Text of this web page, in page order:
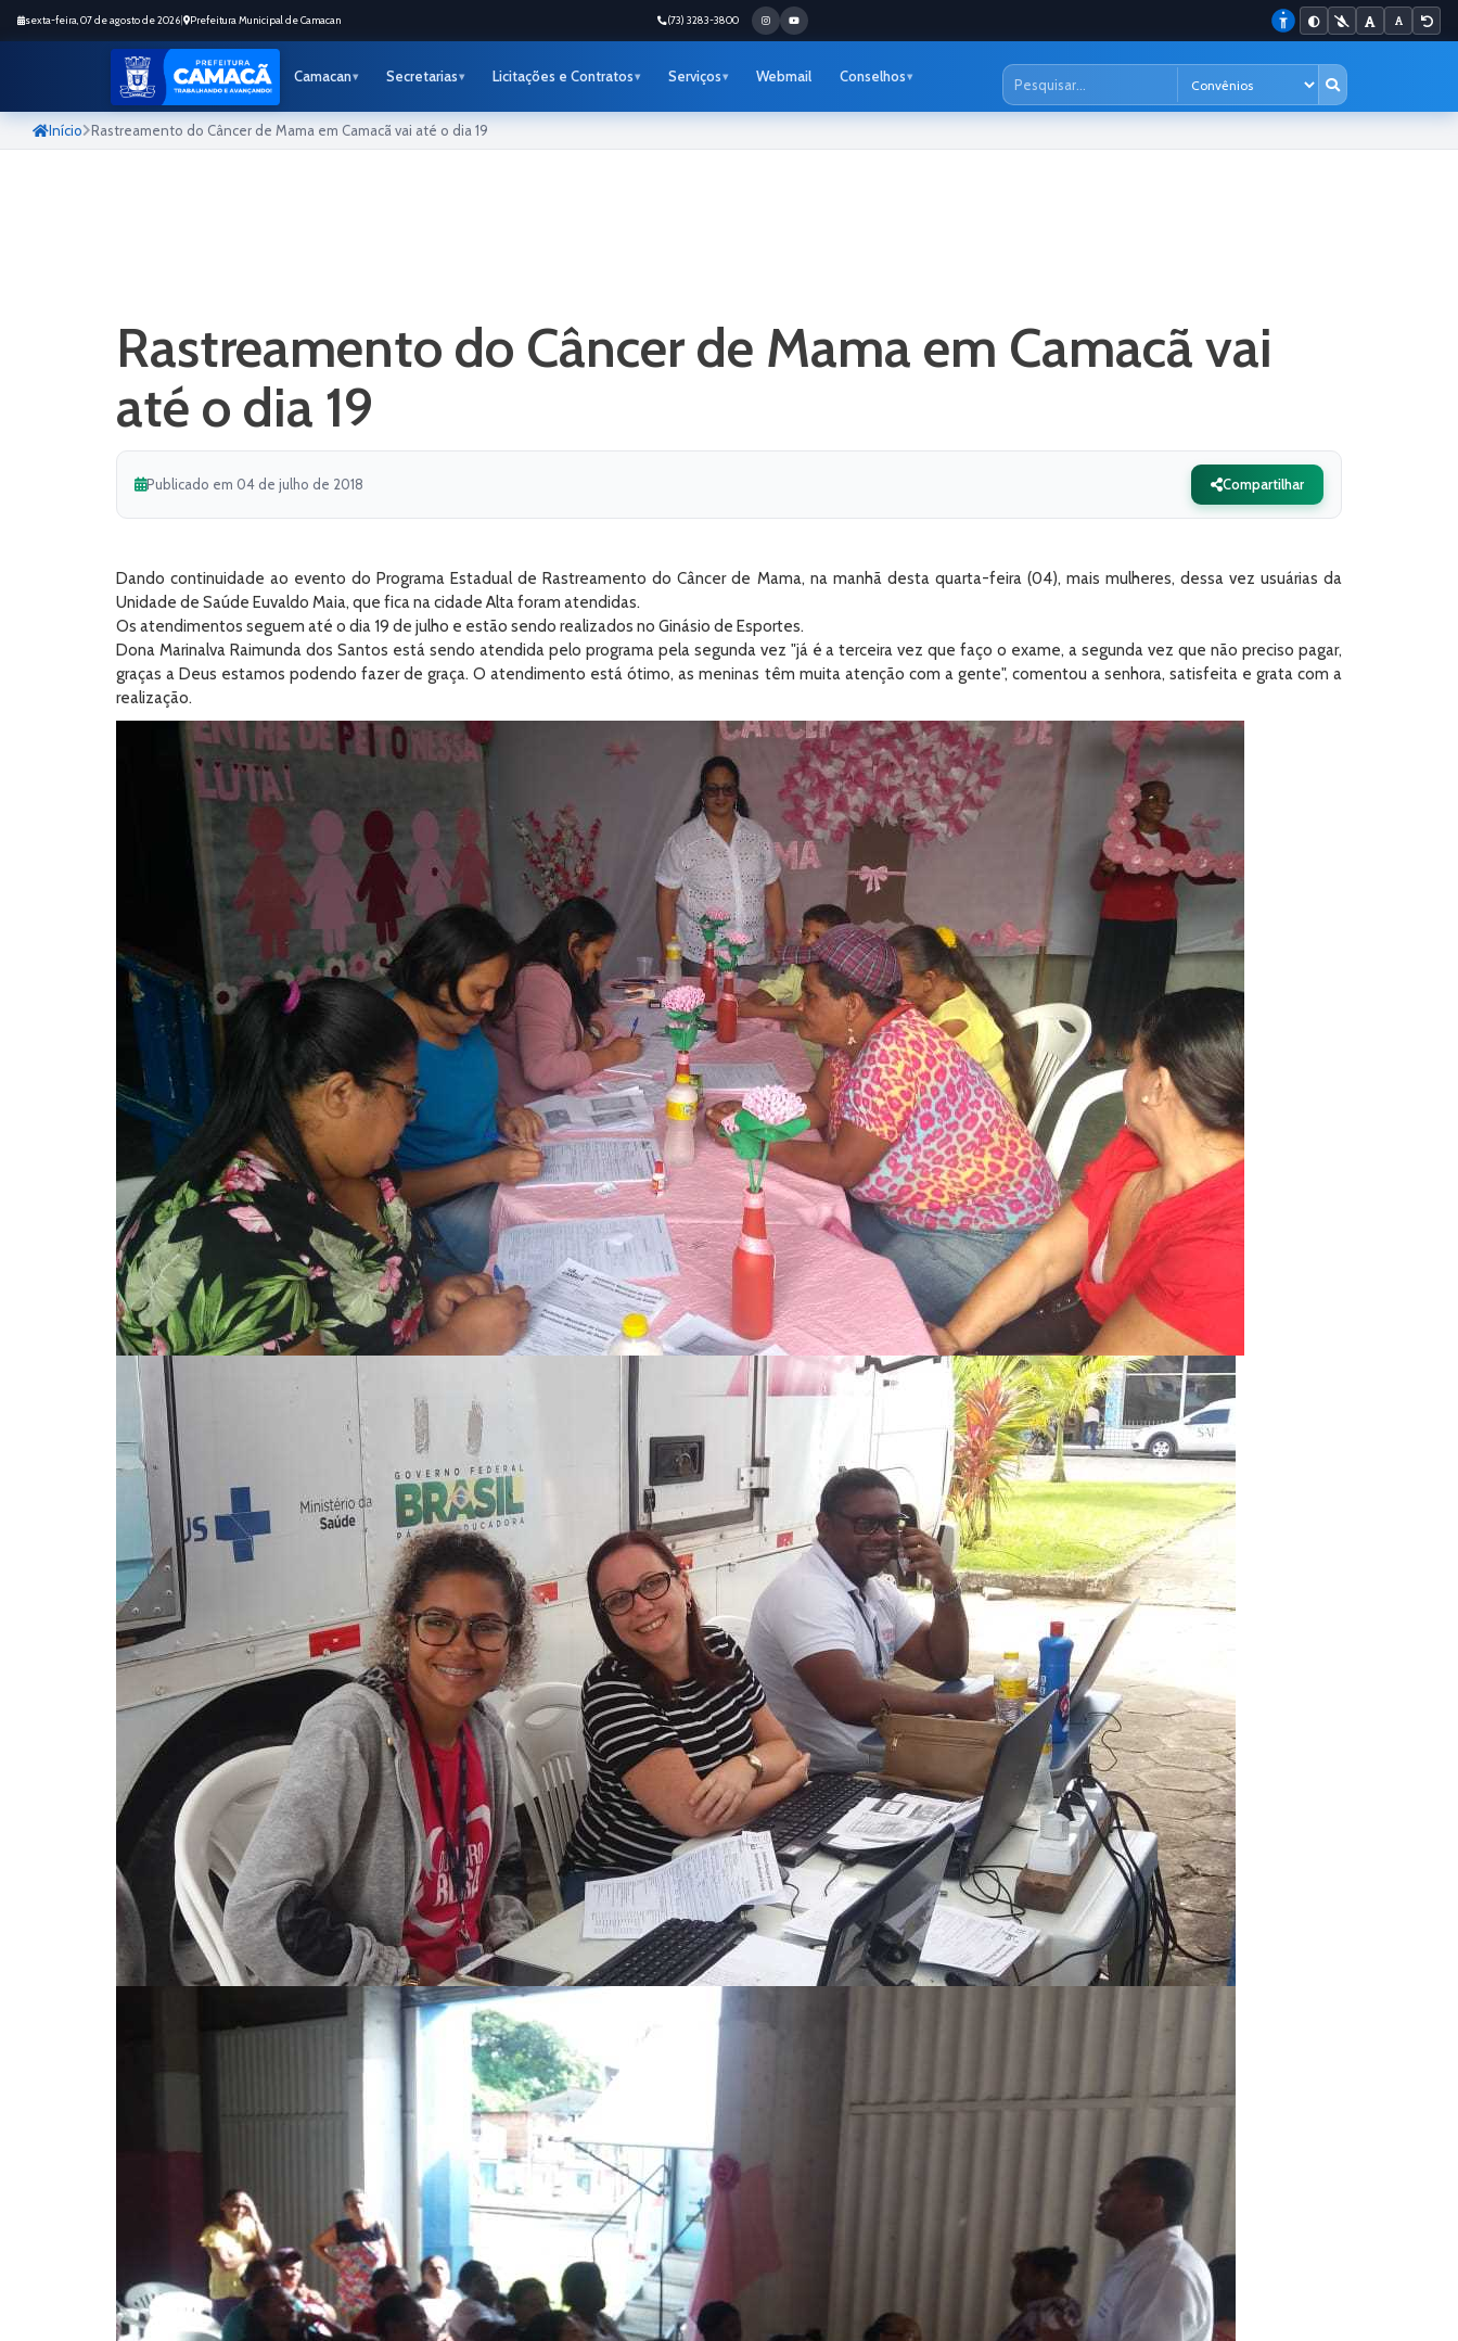
sexta-feira, 07 de agosto de 2026 Prefeitura Municipal de Camacan (73) 3283-3800
Camacan Secretarias Licitações e Contratos Serviços Webmail Conselhos
Início Rastreamento do Câncer de Mama em Camacã vai até o dia 19
Rastreamento do Câncer de Mama em Camacã vai
até o dia 19
Publicado em 04 de julho de 2018 Compartilhar
Dando continuidade ao evento do Programa Estadual de Rastreamento do Câncer de Mama, na manhã desta quarta-feira (04), mais mulheres, dessa vez usuárias da
Unidade de Saúde Euvaldo Maia, que fica na cidade Alta foram atendidas.
Os atendimentos seguem até o dia 19 de julho e estão sendo realizados no Ginásio de Esportes.
Dona Marinalva Raimunda dos Santos está sendo atendida pelo programa pela segunda vez "já é a terceira vez que faço o exame, a segunda vez que não preciso pagar,
graças a Deus estamos podendo fazer de graça. O atendimento está ótimo, as meninas têm muita atenção com a gente", comentou a senhora, satisfeita e grata com a
realização.